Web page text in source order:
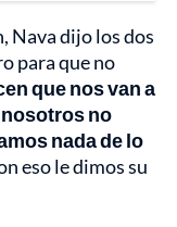
Nava dijo los dos
para que no
que nos van a
nosotros no
nada de lo
eso le dimos su